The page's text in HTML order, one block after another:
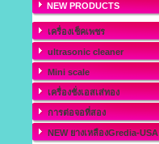
NEW PRODUCTS
เครื่องเช็คเพชร
ultrasonic cleaner
Mini scale
เครื่องชั่งเอสเส่ทอง
การต่อจอที่สอง
NEW ยางเหลืองGredia-USA